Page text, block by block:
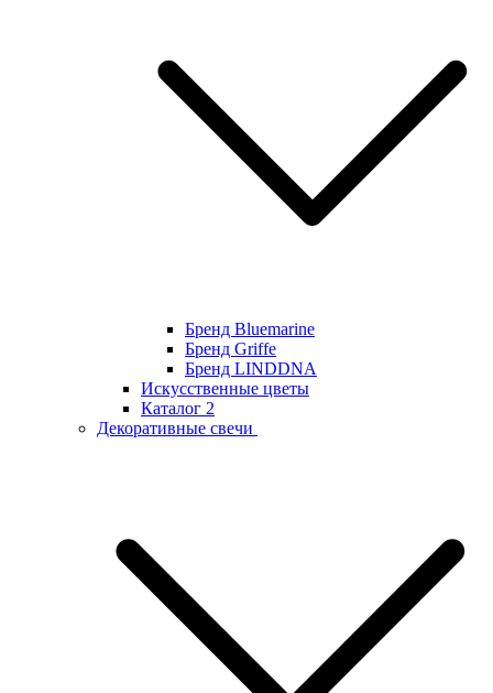
Бренд Bluemarine
Бренд Griffe
Бренд LINDDNA
Искусственные цветы
Каталог 2
Декоративные свечи